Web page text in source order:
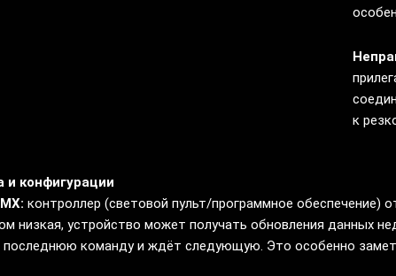
к
и конфигурации
контроллер (световой пульт/программное обеспечение)
низкая, устройство может получать обновления данных
последнюю команду и ждёт следующую. Это особенно